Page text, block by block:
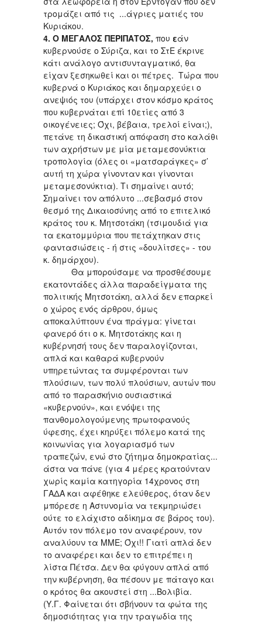
τρομάζει από τις ...άγριες ματιές του
Κυριάκου.
4. Ο ΜΕΓΑΛΟΣ ΠΕΡΙΠΑΤΟΣ, που εάν
κυβερνούσε ο Σύριζα, και το ΣτΕ έκρινε
κάτι ανάλογο αντισυνταγματικό, θα
είχαν ξεσηκωθεί και οι πέτρες. Τώρα που
κυβερνά ο Κυριάκος και δημαρχεύει ο
ανεψιός του (υπάρχει στον κόσμο κράτος
που κυβερνάται επί 10ετίες από 3
οικογένειες; Όχι, βέβαια, τρελοί είναι;),
πετάνε τη δικαστική απόφαση στο καλάθι
των αχρήστων με μία μεταμεσονύκτια
τροπολογία (όλες οι «ματσαράγκες» σ’
αυτή τη χώρα γίνονταν και γίνονται
μεταμεσονύκτια). Τι σημαίνει αυτό;
Σημαίνει τον απόλυτο ...σεβασμό στον
θεσμό της Δικαιοσύνης από το επιτελικό
κράτος του κ. Μητσοτάκη (τσιμουδιά για
τα εκατομμύρια που πετάχτηκαν στις
φαντασιώσεις - ή στις «δουλίτσες» - του
κ. δημάρχου).
Θα μπορούσαμε να προσθέσουμε
εκατοντάδες άλλα παραδείγματα της
πολιτικής Μητσοτάκη, αλλά δεν επαρκεί
ο χώρος ενός άρθρου, όμως
αποκαλύπτουν ένα πράγμα: γίνεται
φανερό ότι ο κ. Μητσοτάκης και η
κυβέρνησή τους δεν παραλογίζονται,
απλά και καθαρά κυβερνούν
υπηρετώντας τα συμφέρονται των
πλούσιων, των πολύ πλούσιων, αυτών που
από το παρασκήνιο ουσιαστικά
«κυβερνούν», και ενόψει της
πανθομολογούμενης πρωτοφανούς
ύφεσης, έχει κηρύξει πόλεμο κατά της
κοινωνίας για λογαριασμό των
τραπεζών, ενώ στο ζήτημα δημοκρατίας...
άστα να πάνε (για 4 μέρες κρατούνταν
χωρίς καμία κατηγορία 14χρονος στη
ΓΑΔΑ και αφέθηκε ελεύθερος, όταν δεν
μπόρεσε η Αστυνομία να τεκμηριώσει
ούτε το ελάχιστο αδίκημα σε βάρος του).
Αυτόν τον πόλεμο τον αναφέρουν, τον
αναλύουν τα ΜΜΕ; Όχι!! Γιατί απλά δεν
το αναφέρει και δεν το επιτρέπει η
λίστα Πέτσα. Δεν θα φύγουν απλά από
την κυβέρνηση, θα πέσουν με πάταγο και
ο κρότος θα ακουστεί στη ...Βολιβία.
(Υ.Γ. Φαίνεται ότι σβήνουν τα φώτα της
δημοσιότητας για την τραγωδία της